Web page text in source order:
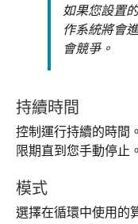
如果您設置
作系統將會
會競爭。
持續時間
控制運行持續的時間
限期直到您手動停止。
模式
選擇在循環中使用的